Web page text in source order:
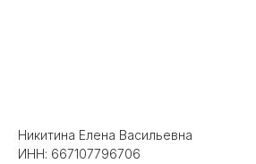
Никитина Елена Васильевна
ИНН: 667107796706